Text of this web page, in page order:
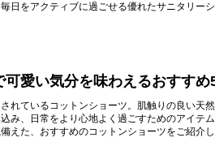
日をアクティブに過ごせる優れたサニタリー
愛い気分を味わえるおすすめ
れているコットンショーツ。肌触りの良い天
み、日常をより心地よく過ごすためのアイテ
えた、おすすめのコットンショーツをご紹介し